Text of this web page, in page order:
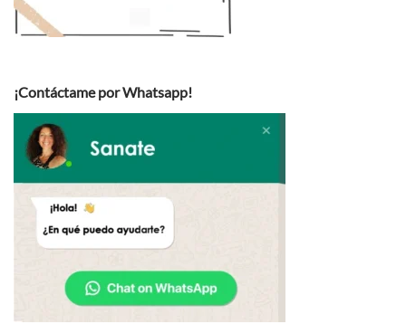
¡Contáctame por Whatsapp!